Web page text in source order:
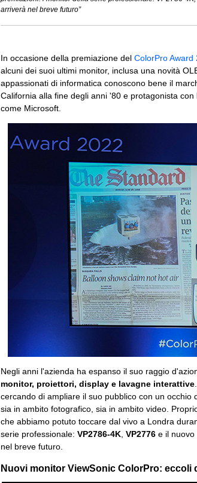
arriverà nel breve futuro”
In occasione della premiazione del ColorPro Award
alcuni dei suoi ultimi monitor, inclusa una novità
appassionati di informatica conoscono bene il
California alla fine degli anni '80 e protagonista
come Microsoft.
Negli anni l'azienda ha espanso il suo raggio
monitor, proiettori, display e lavagne interattive
cercando di ampliare il suo pubblico con un occhio
sia in ambito fotografico, sia in ambito video.
che abbiamo potuto toccare dal vivo a Londra
serie professionale: VP2786-4K VP2776 e il nuovo
nel breve futuro.
Nuovi monitor ViewSonic ColorPro: eccoli